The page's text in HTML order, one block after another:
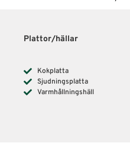
Plattor/hällar
Kokplatta
Sjudningsplatta
Varmhållningshäll